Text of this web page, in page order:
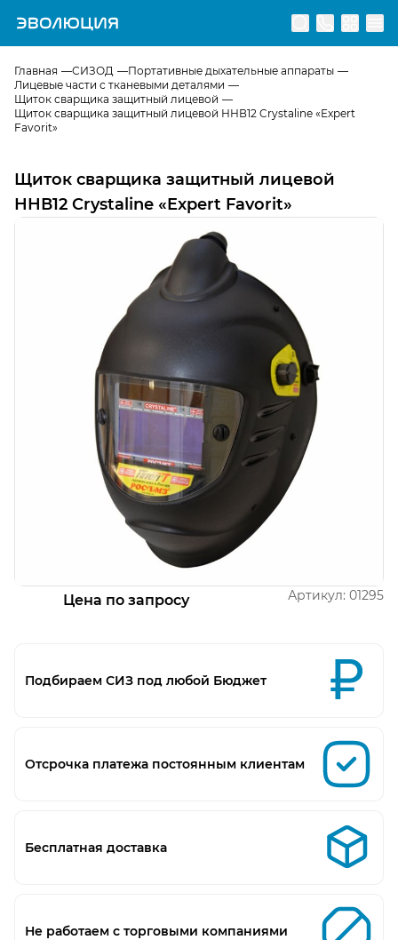
Перейти на главную страницу
Главная СИЗОД
Портативные дыхательные аппараты
Лицевые части с тканевыми деталями
Щиток сварщика защитный лицевой
Щиток сварщика защитный лицевой ННВ12 Crystaline «Expert
Favorit»
Открыть изображение
Щиток сварщика защитный лицевой
ННВ12 Crystaline «Expert Favorit»
Цена по запросу Артикул: 01295
Подбираем СИЗ под любой Бюджет
Отсрочка платежа постоянным клиентам
Бесплатная доставка
Не работаем с торговыми компаниями